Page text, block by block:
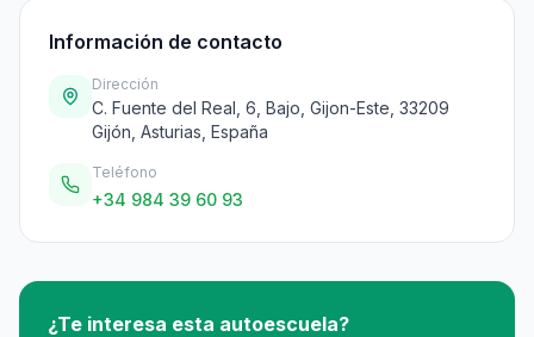
Información de contacto
Dirección
C. Fuente del Real, 6, Bajo, Gijon-Este, 33209
Gijón, Asturias, España
Teléfono
+34 984 39 60 93
¿Te interesa esta autoescuela?